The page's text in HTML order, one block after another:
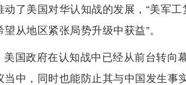
动了美国对华认知战的发展，“美军
从地区紧张局势升级中获益”。
美国政府在认知战中已经从前台转向
当中，同时也能防止其与中国发生